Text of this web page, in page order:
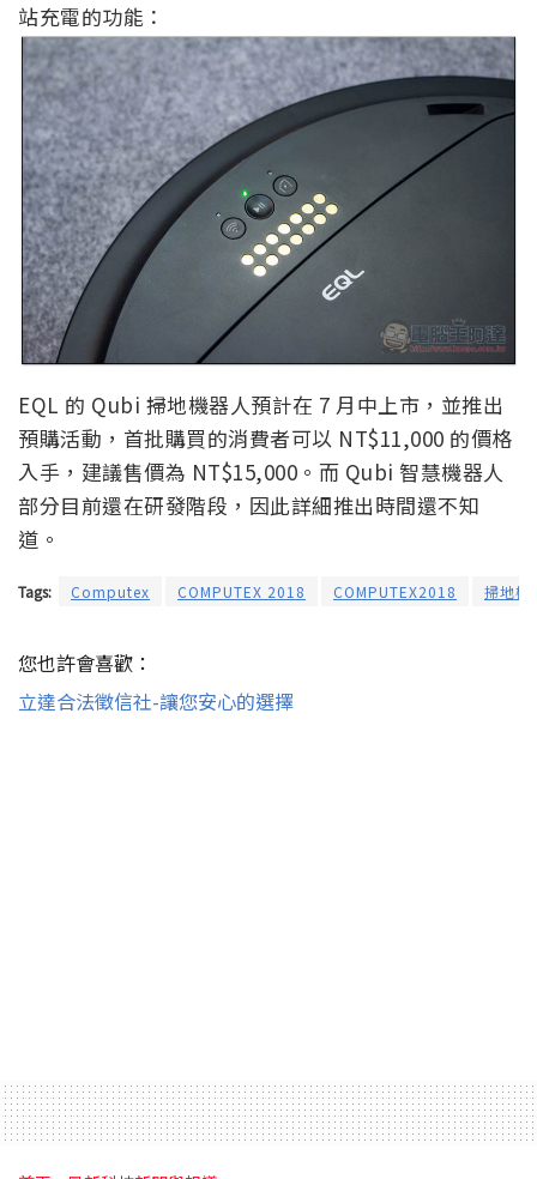
站充電的功能：
EQL 的 Qubi 掃地機器人預計在 7 月中上市，並推出
預購活動，首批購買的消費者可以 NT$11,000 的價格
入手，建議售價為 NT$15,000。而 Qubi 智慧機器人
部分目前還在研發階段，因此詳細推出時間還不知
道。
Tags: Computex COMPUTEX 2018 COMPUTEX2018 掃地機
您也許會喜歡：
立達合法徵信社-讓您安心的選擇